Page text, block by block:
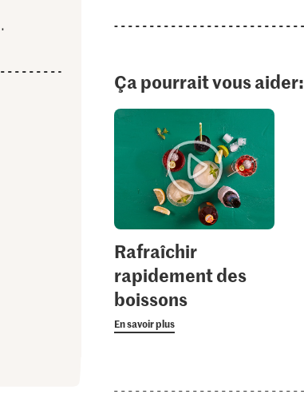
Ça pourrait vous aider:
Rafraîchir
rapidement des
boissons
En savoir plus